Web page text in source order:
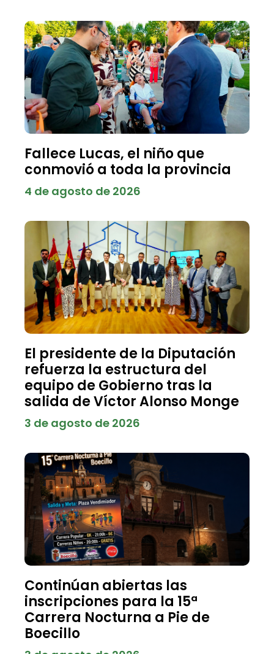
Fallece Lucas, el niño que
conmovió a toda la provincia
4 de agosto de 2026
El presidente de la Diputación
refuerza la estructura del
equipo de Gobierno tras la
salida de Víctor Alonso Monge
3 de agosto de 2026
Continúan abiertas las
inscripciones para la 15ª
Carrera Nocturna a Pie de
Boecillo